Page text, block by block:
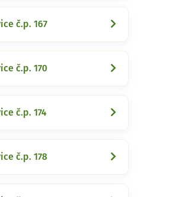
č.p. 167
č.p. 170
č.p. 174
č.p. 178